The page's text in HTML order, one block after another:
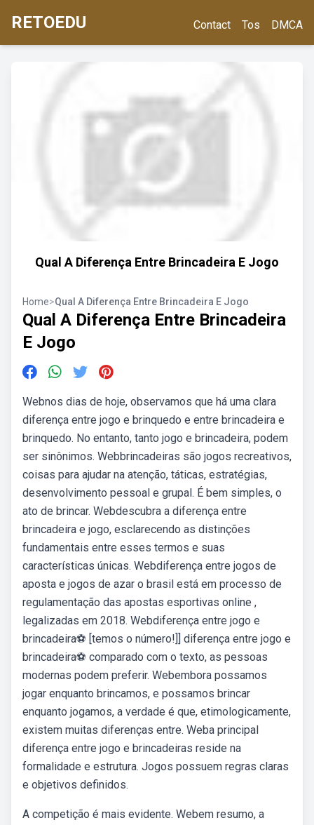
RETOEDU Contact Tos DMCA
Qual A Diferença Entre Brincadeira E Jogo
Home>Qual A Diferença Entre Brincadeira E Jogo
Qual A Diferença Entre Brincadeira
E Jogo
Webnos dias de hoje, observamos que há uma clara
diferença entre jogo e brinquedo e entre brincadeira e
brinquedo. No entanto, tanto jogo e brincadeira, podem
ser sinônimos. Webbrincadeiras são jogos recreativos,
coisas para ajudar na atenção, táticas, estratégias,
desenvolvimento pessoal e grupal. É bem simples, o
ato de brincar. Webdescubra a diferença entre
brincadeira e jogo, esclarecendo as distinções
fundamentais entre esses termos e suas
características únicas. Webdiferença entre jogos de
aposta e jogos de azar o brasil está em processo de
regulamentação das apostas esportivas online ,
legalizadas em 2018. Webdiferença entre jogo e
brincadeira⚽ [temos o número!]] diferença entre jogo e
brincadeira⚽ comparado com o texto, as pessoas
modernas podem preferir. Webembora possamos
jogar enquanto brincamos, e possamos brincar
enquanto jogamos, a verdade é que, etimologicamente,
existem muitas diferenças entre. Weba principal
diferença entre jogo e brincadeiras reside na
formalidade e estrutura. Jogos possuem regras claras
e objetivos definidos.
A competição é mais evidente. Webem resumo, a